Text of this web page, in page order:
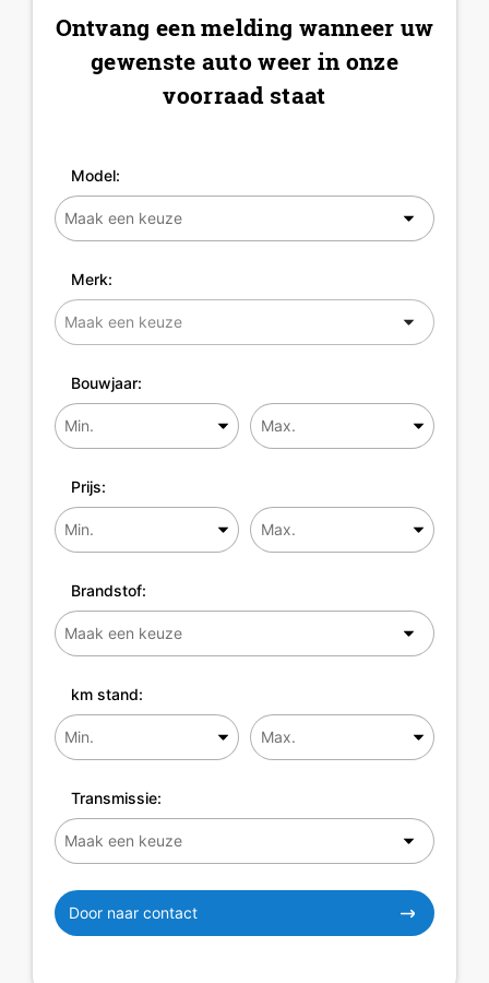
Ontvang een melding wanneer uw
gewenste auto weer in onze
voorraad staat
Model:
Merk:
Bouwjaar:
Prijs:
Brandstof:
km stand:
Transmissie:
Door naar contact